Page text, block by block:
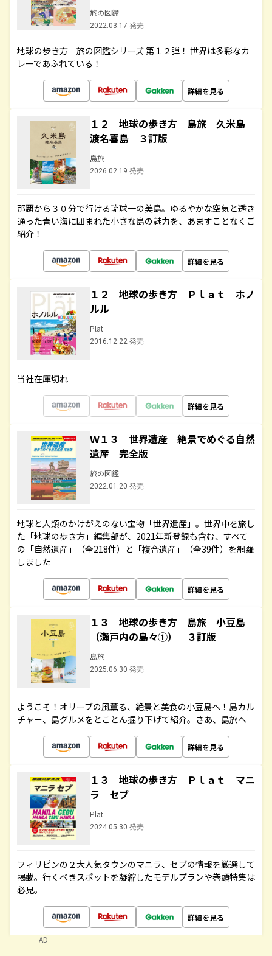
旅の図鑑
2022.03.17 発売
地球の歩き方 旅の図鑑シリーズ 第１２弾！ 世界は多彩なカ
レーであふれている！
詳細を見る
１２ 地球の歩き方 島旅 久米島
渡名喜島 ３訂版
島旅
2026.02.19 発売
那覇から３０分で行ける琉球一の美島。ゆるやかな空気と透き
通った青い海に囲まれた小さな島の魅力を、あますことなくご
紹介！
詳細を見る
１２ 地球の歩き方 Ｐｌａｔ ホノ
ルル
Plat
2016.12.22 発売
当社在庫切れ
詳細を見る
Ｗ１３ 世界遺産 絶景でめぐる自然
遺産 完全版
旅の図鑑
2022.01.20 発売
地球と人類のかけがえのない宝物「世界遺産」。世界中を旅し
た「地球の歩き方」編集部が、2021年新登録も含む、すべて
の「自然遺産」（全218件）と「複合遺産」（全39件）を網羅
しました
詳細を見る
１３ 地球の歩き方 島旅 小豆島
（瀬戸内の島々①） ３訂版
島旅
2025.06.30 発売
ようこそ！オリーブの風薫る、絶景と美食の小豆島へ！島カル
チャー、島グルメをとことん掘り下げて紹介。さあ、島旅へ
詳細を見る
１３ 地球の歩き方 Ｐｌａｔ マニ
ラ セブ
Plat
2024.05.30 発売
フィリピンの２大人気タウンのマニラ、セブの情報を厳選して
掲載。行くべきスポットを凝縮したモデルプランや巻頭特集は
必見。
詳細を見る
AD